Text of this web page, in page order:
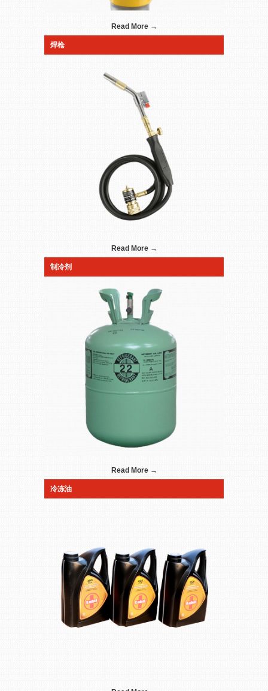
Read More →
焊枪
Read More →
制冷剂
Read More →
冷冻油